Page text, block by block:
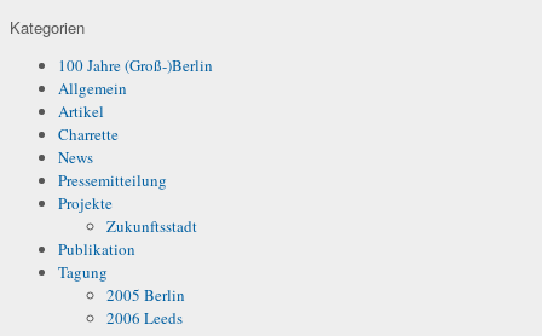
Kategorien
100 Jahre (Groß-)Berlin
Allgemein
Artikel
Charrette
News
Pressemitteilung
Projekte
Zukunftsstadt
Publikation
Tagung
2005 Berlin
2006 Leeds